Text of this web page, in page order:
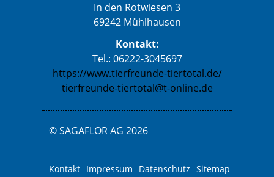
In den Rotwiesen 3
69242 Mühlhausen
Kontakt:
Tel.: 06222-3045697
https://www.tierfreunde-tiertotal.de/
tierfreunde-tiertotal@t-online.de
© SAGAFLOR AG 2026
Kontakt Impressum Datenschutz Sitemap